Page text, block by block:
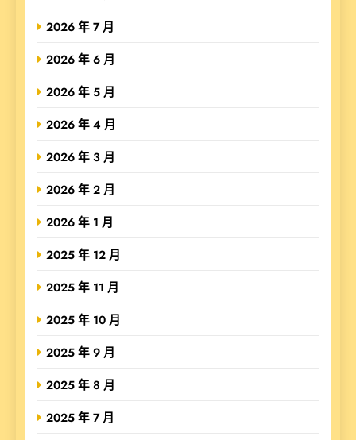
2026 年 7 月
2026 年 6 月
2026 年 5 月
2026 年 4 月
2026 年 3 月
2026 年 2 月
2026 年 1 月
2025 年 12 月
2025 年 11 月
2025 年 10 月
2025 年 9 月
2025 年 8 月
2025 年 7 月